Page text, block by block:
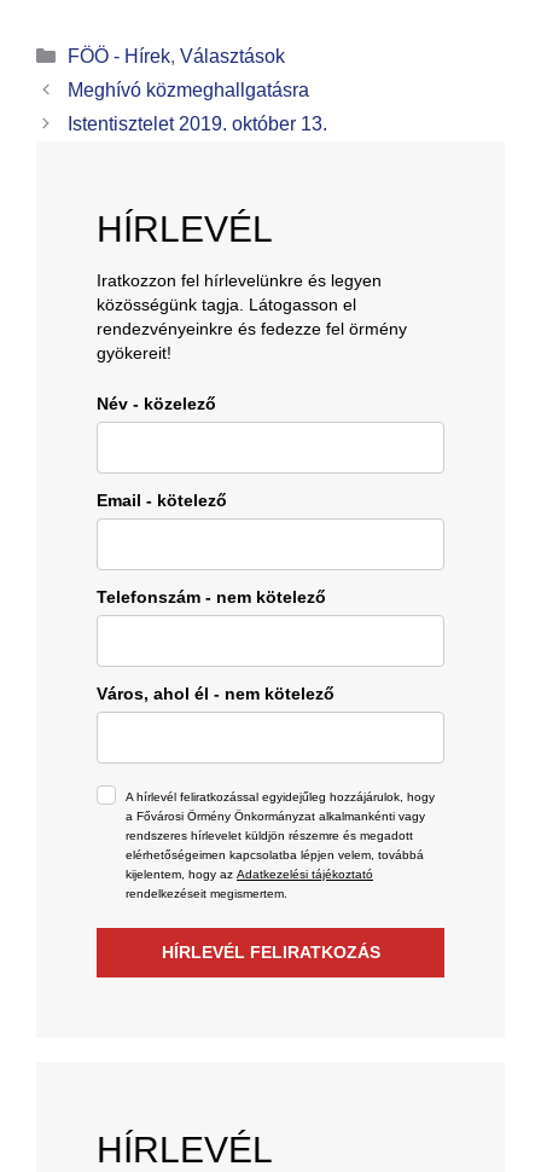
FÖÖ - Hírek, Választások
Meghívó közmeghallgatásra
Istentisztelet 2019. október 13.
HÍRLEVÉL
Iratkozzon fel hírlevelünkre és legyen
közösségünk tagja. Látogasson el
rendezvényeinkre és fedezze fel örmény
gyökereit!
Név - közelező
Email - kötelező
Telefonszám - nem kötelező
Város, ahol él - nem kötelező
A hírlevél feliratkozással egyidejűleg hozzájárulok, hogy
a Fővárosi Örmény Önkormányzat alkalmankénti vagy
rendszeres hírlevelet küldjön részemre és megadott
elérhetőségeimen kapcsolatba lépjen velem, továbbá
kijelentem, hogy az Adatkezelési tájékoztató
rendelkezéseit megismertem.
HÍRLEVÉL FELIRATKOZÁS
HÍRLEVÉL